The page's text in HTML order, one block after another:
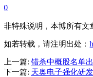
0
非特殊说明，本博所有文
如若转载，请注明出处：
上一篇: 错杀中概股名单
下一篇: 天奥电子强化研